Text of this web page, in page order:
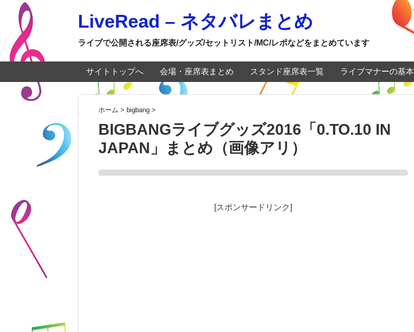
LiveRead – ネタバレまとめ
ライブで公開される座席表/グッズ/セットリスト/MC/レポなどをまとめています
サイトトップへ 会場・座席表まとめ スタンド座席表一覧 ライブマナーの基本
ホーム > bigbang >
BIGBANGライブグッズ2016「0.TO.10 IN
JAPAN」まとめ（画像アリ）
[スポンサードリンク]